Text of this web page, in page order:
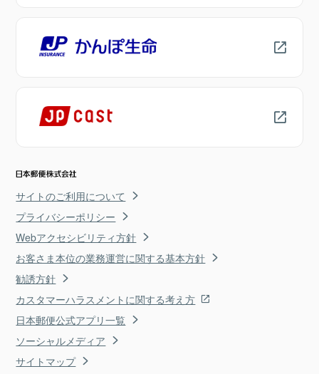
サイトのご利用について
プライバシーポリシー
Webアクセシビリティ方針
お客さま本位の業務運営に関する基本方針
勧誘方針
カスタマーハラスメントに関する考え方
日本郵便公式アプリ一覧
ソーシャルメディア
サイトマップ